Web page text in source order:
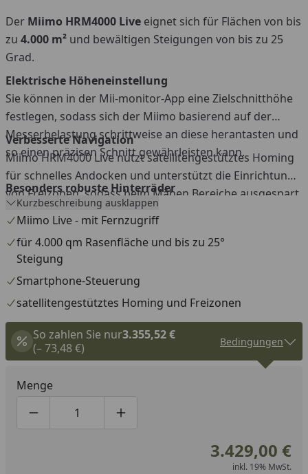
Der Miimo HRM4000 Live eignet sich für Flächen von bis
zu 4.000 m² und bewältigen Steigungen von bis zu 25
Grad.
Elektrische Höheneinstellung
Sie können in der Mii-monitor-App eine Zielschnitthöhe
festlegen, sodass sich der Miimo basierend auf der
Messerbelastung schrittweise an diese herantasten und
so einen präzisen Schnitt gewährleisten kann.
Besonders robuste Hinterräder
Das breitere Profil sorgt dafür, dass weniger Erde
anhaftet und gewährleistet so einen kontinuierlichen
Betrieb und eine größere Langlebigkeit.
Abkürzungskabel
Ermöglicht dem Miimo die Navigation in engen
Durchgängen, minimiert die Radspuren und erhöht die
Effizienz.
Verbesserte Navigation
Miimo HRM4000 Live nutzt satellitengestütztes Homing
für schnelles Andocken und unterstützt die Einrichtung
von Freizonen, sodass beim Mähen Bereiche ausgespart
werden können.
Konnektivität
Der Miimo HRM4000 Live lässt sich per Smartphone
steuern. Das Live-Modell zeichnet sich durch zusätzliche
Funktionen aus und lässt sich von überall auf der Welt
aus fernsteuern. Der Miimo lässt sich per Fernzugriff
über ein Smartphone oder Alexa bequem von überall auf
der Welt aus steuern.
Kurzbeschreibung ausklappen
Miimo Live - mit Fernzugriff
für 4.000 qm Rasenfläche und bis zu 25°
Steigung
Smartphone-Steuerung
satellitengestütztes Homing und Freizonen
So zahlen Sie nur3.355,52 €
(– 73,48 €)
Bedingungen
Menge
Produktmenge um eins verringern
Produktmenge manuell eingeben
Produktmenge um eins erhöhen
3.429,00 €
inkl. 19% MwSt.